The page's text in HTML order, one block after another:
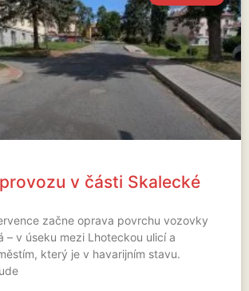
v části Skalecké
začne oprava povrchu vozovky
– v úseku mezi Lhoteckou ulicí a
který je v havarijním stavu.